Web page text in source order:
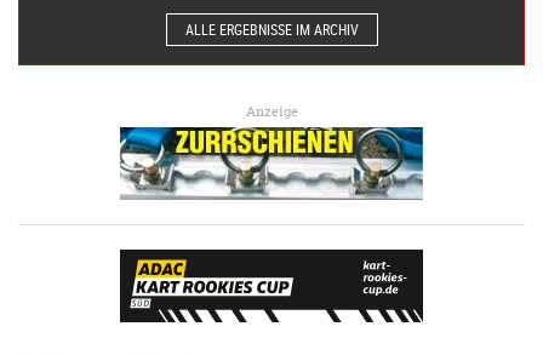
ALLE ERGEBNISSE IM ARCHIV
Anzeige